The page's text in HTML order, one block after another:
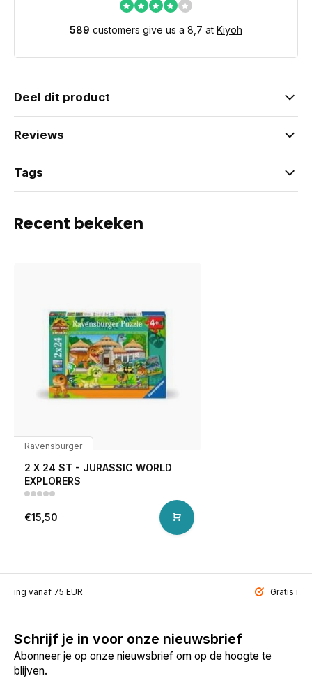
589 customers give us a 8,7 at Kiyoh
Deel dit product
Reviews
Tags
Recent bekeken
Ravensburger
2 X 24 ST - JURASSIC WORLD
EXPLORERS
€15,50
vanaf 75 EUR Gratis
Schrijf je in voor onze nieuwsbrief
Abonneer je op onze nieuwsbrief om op de hoogte te
blijven.